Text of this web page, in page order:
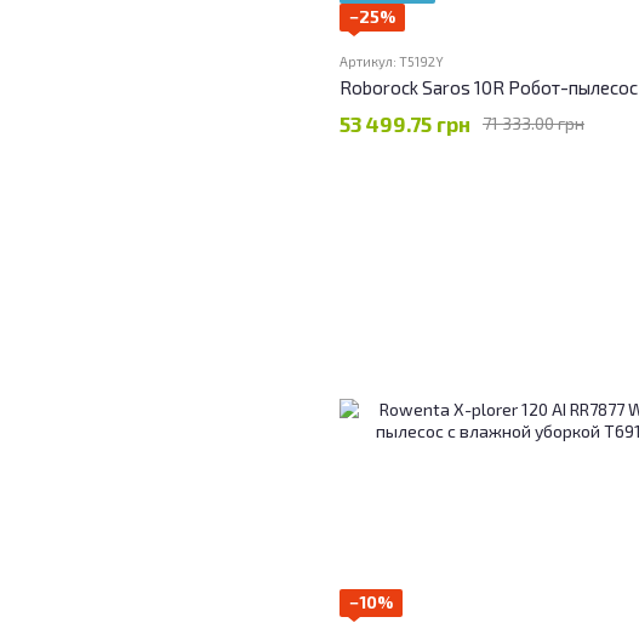
−25%
Артикул: T5192Y
Roborock Saros 10R Робот-пылесос
71 333.00 грн
53 499.75 грн
−10%